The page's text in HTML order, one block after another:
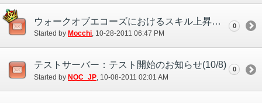
ウォークオブエコーズにおけるスキル上昇テストの導入について
Started by Mocchi‎, 10-28-2011 06:47 PM
0
テストサーバー：テスト開始のお知らせ(10/8)
Started by NOC_JP ‎, 10-08-2011 02:01 AM
0